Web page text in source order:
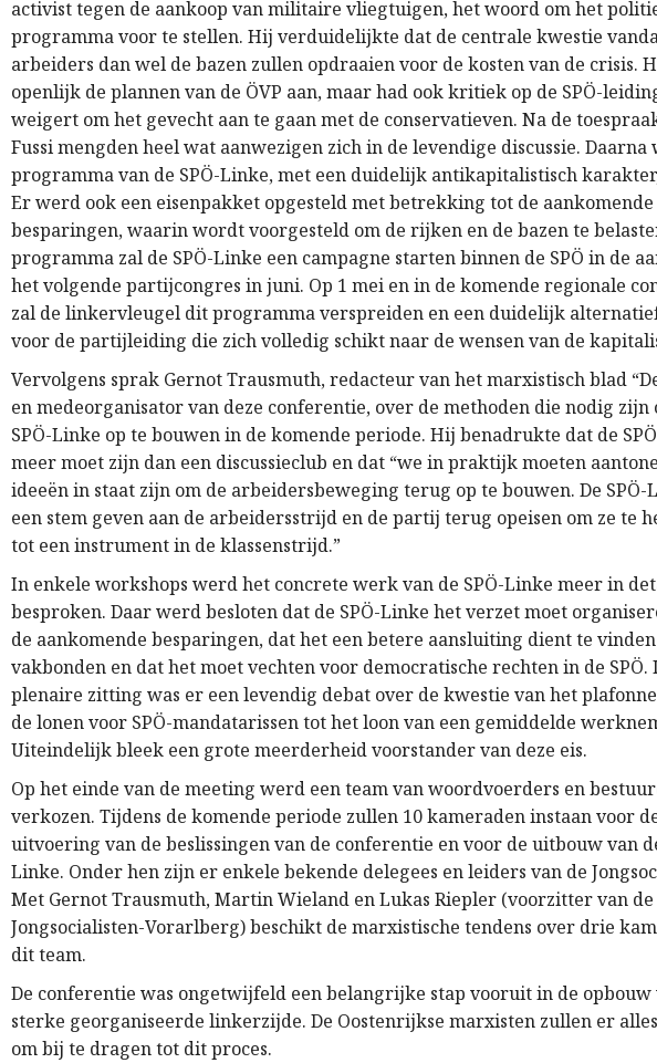
activist tegen de aankoop van militaire vliegtuigen, het woord om het
programma voor te stellen. Hij verduidelijkte dat de centrale kwestie
arbeiders dan wel de bazen zullen opdraaien voor de kosten van de crisis.
openlijk de plannen van de ÖVP aan, maar had ook kritiek op de SPÖ-
weigert om het gevecht aan te gaan met de conservatieven. Na de
Fussi mengden heel wat aanwezigen zich in de levendige discussie. Daarna
programma van de SPÖ-Linke, met een duidelijk antikapitalistisch
Er werd ook een eisenpakket opgesteld met betrekking tot de aankomende
besparingen, waarin wordt voorgesteld om de rijken en de bazen te
programma zal de SPÖ-Linke een campagne starten binnen de SPÖ in de
het volgende partijcongres in juni. Op 1 mei en in de komende regionale
zal de linkervleugel dit programma verspreiden en een duidelijk
voor de partijleiding die zich volledig schikt naar de wensen van de
Vervolgens sprak Gernot Trausmuth, redacteur van het marxistisch blad
en medeorganisator van deze conferentie, over de methoden die nodig zijn
SPÖ-Linke op te bouwen in de komende periode. Hij benadrukte dat de
meer moet zijn dan een discussieclub en dat “we in praktijk moeten
ideeën in staat zijn om de arbeidersbeweging terug op te bouwen. De SPÖ-
een stem geven aan de arbeidersstrijd en de partij terug opeisen om ze te
tot een instrument in de klassenstrijd.”
In enkele workshops werd het concrete werk van de SPÖ-Linke meer in
besproken. Daar werd besloten dat de SPÖ-Linke het verzet moet
de aankomende besparingen, dat het een betere aansluiting dient te
vakbonden en dat het moet vechten voor democratische rechten in de SPÖ.
plenaire zitting was er een levendig debat over de kwestie van het
de lonen voor SPÖ-mandatarissen tot het loon van een gemiddelde
Uiteindelijk bleek een grote meerderheid voorstander van deze eis.
Op het einde van de meeting werd een team van woordvoerders en
verkozen. Tijdens de komende periode zullen 10 kameraden instaan voor
uitvoering van de beslissingen van de conferentie en voor de uitbouw van
Linke. Onder hen zijn er enkele bekende delegees en leiders van de
Met Gernot Trausmuth, Martin Wieland en Lukas Riepler (voorzitter van de
Jongsocialisten-Vorarlberg) beschikt de marxistische tendens over drie
dit team.
De conferentie was ongetwijfeld een belangrijke stap vooruit in de opbouw
sterke georganiseerde linkerzijde. De Oostenrijkse marxisten zullen er
om bij te dragen tot dit proces.